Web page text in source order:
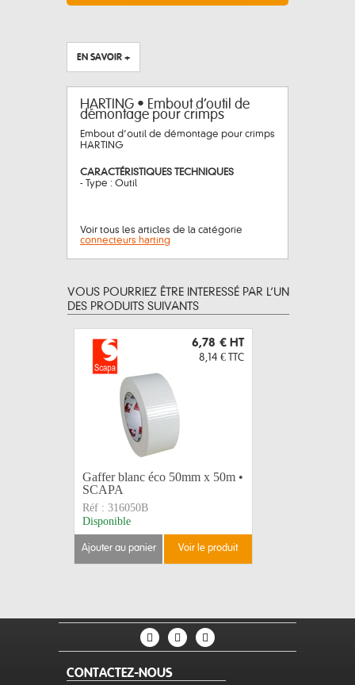
EN SAVOIR +
HARTING • Embout d’outil de
démontage pour crimps
Embout d’outil de démontage pour crimps
HARTING
CARACTÉRISTIQUES TECHNIQUES
- Type : Outil
Voir tous les articles de la catégorie
connecteurs harting
VOUS POURRIEZ ÊTRE INTERESSÉ PAR L’UN
DES PRODUITS SUIVANTS
6,78 € HT
8,14 € TTC
Gaffer blanc éco 50mm x 50m •
SCAPA
Réf : 316050B
Disponible
ajouter au panier voir le produit
CONTACTEZ-NOUS